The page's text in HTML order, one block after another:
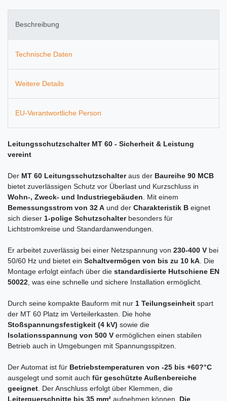
Beschreibung
Technische Daten
Weitere Details
EU-Verantwortliche Person
Leitungsschutzschalter MT 60 - Sicherheit & Leistung
vereint
Der MT 60 Leitungsschutzschalteraus der Baureihe 90 MCB
bietet zuverlässigen Schutz vor Überlast und Kurzschluss in
Wohn-, Zweck- und Industriegebäuden. Mit einem
Bemessungsstrom von 32 A und der Charakteristik B eignet
sich dieser 1-polige Schutzschalterbesonders für
Lichtstromkreise und Standardanwendungen.
Er arbeitet zuverlässig bei einer Netzspannung von 230-400 V bei
50/60 Hz und bietet ein Schaltvermögen von bis zu 10 kA. Die
Montage erfolgt einfach über die standardisierte Hutschiene EN
50022, was eine schnelle und sichere Installation ermöglicht.
Durch seine kompakte Bauform mit nur 1 Teilungseinheit spart
der MT 60 Platz im Verteilerkasten. Die hohe
Stoßspannungsfestigkeit (4 kV) sowie die
Isolationsspannung von 500 V ermöglichen einen stabilen
Betrieb auch in Umgebungen mit Spannungsspitzen.
Der Automat ist für Betriebstemperaturen von -25 bis +60?°C
ausgelegt und somit auch für geschützte Außenbereiche
geeignet. Der Anschluss erfolgt über Klemmen, die
Leiterquerschnitte bis 35 mm² aufnehmen können. Die